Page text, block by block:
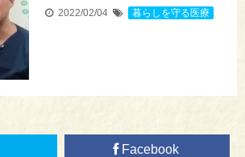
2022/02/04 暮らしを守る医療
Facebook